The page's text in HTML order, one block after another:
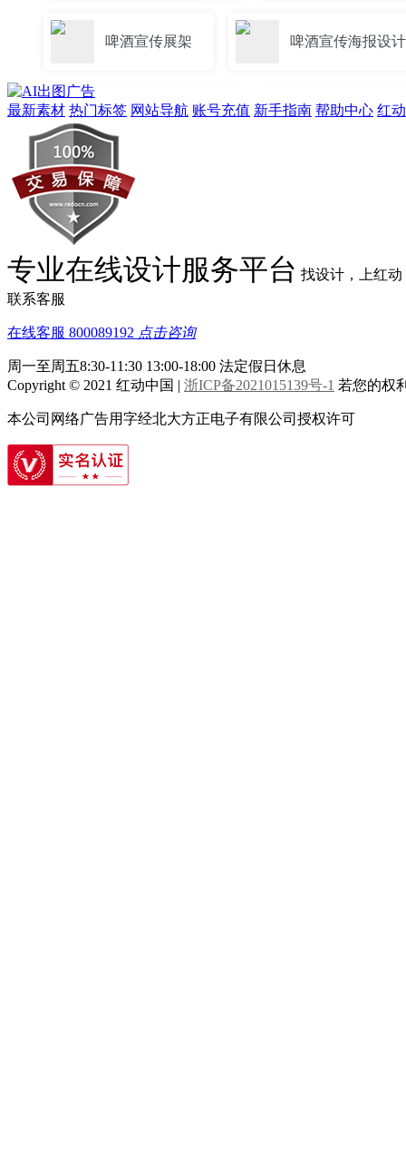
啤酒宣传展架 啤酒宣传海报设
啤酒烧烤宣传灯箱 啤酒小龙虾
啤酒宣传图
烧烤啤酒美食宣传
最新素材 热门标签 网站导航 账号充值 新手指南 帮助中心 红
专业在线设计服务平台 找设计，上红动
联系客服
在线客服 800089192 点击咨询
周一至周五8:30-11:30 13:00-18:00 法定假日休息
Copyright © 2021 红动中国 | 浙ICP备2021015139号-1 若您的权
本公司网络广告用字经北大方正电子有限公司授权许可